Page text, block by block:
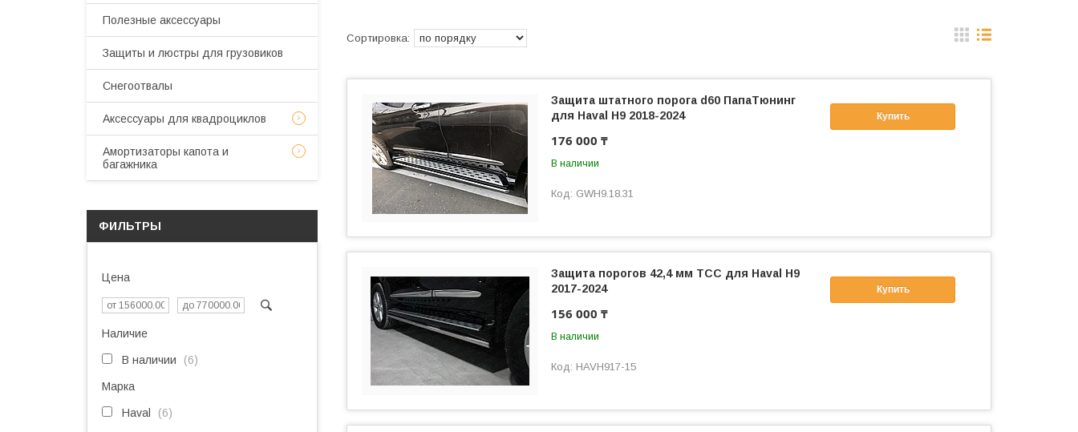
Купить
Защита штатного порога d60 ПапаТюнинг
для Haval H9 2018-2024
176 000 ₸
В наличии
GWH9.18.31
Купить
Защита порогов 42,4 мм ТСС для Haval H9
2017-2024
156 000 ₸
В наличии
HAVH917-15
Полезные аксессуары
Защиты и люстры для грузовиков
Снегоотвалы
Аксессуары для квадроциклов
Амортизаторы капота и
багажника
ФИЛЬТРЫ
Цена
Наличие
В наличии 6
Марка
Haval 6